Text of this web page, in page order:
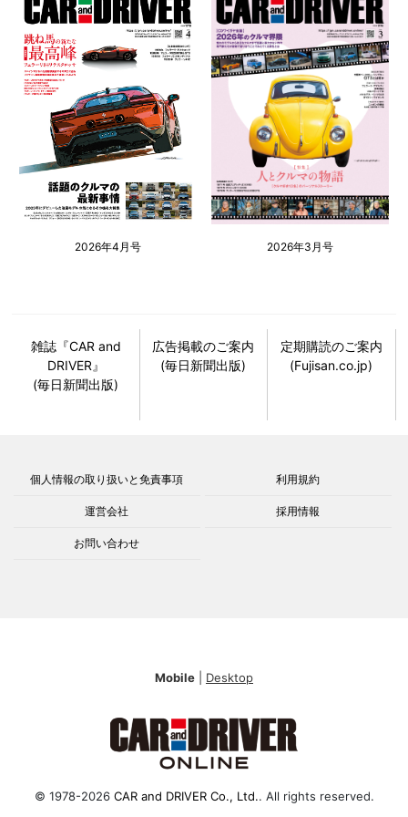
2026年4月号 2026年3月号
雑誌『CAR and
DRIVER』
(毎日新聞出版)
広告掲載のご案内
(毎日新聞出版)
定期購読のご案内
(Fujisan.co.jp)
個人情報の取り扱いと免責事項 利用規約
運営会社 採用情報
お問い合わせ
Mobile Desktop
© 1978-2026 CAR and DRIVER Co., Ltd.. All rights reserved.